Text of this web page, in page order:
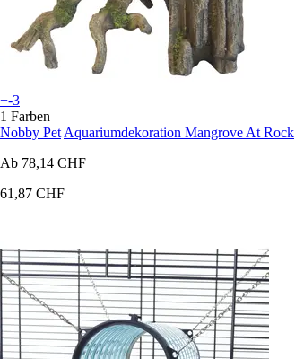
+-3
1 Farben
Nobby Pet Aquariumdekoration Mangrove At Rock
Ab 78,14 CHF
61,87 CHF